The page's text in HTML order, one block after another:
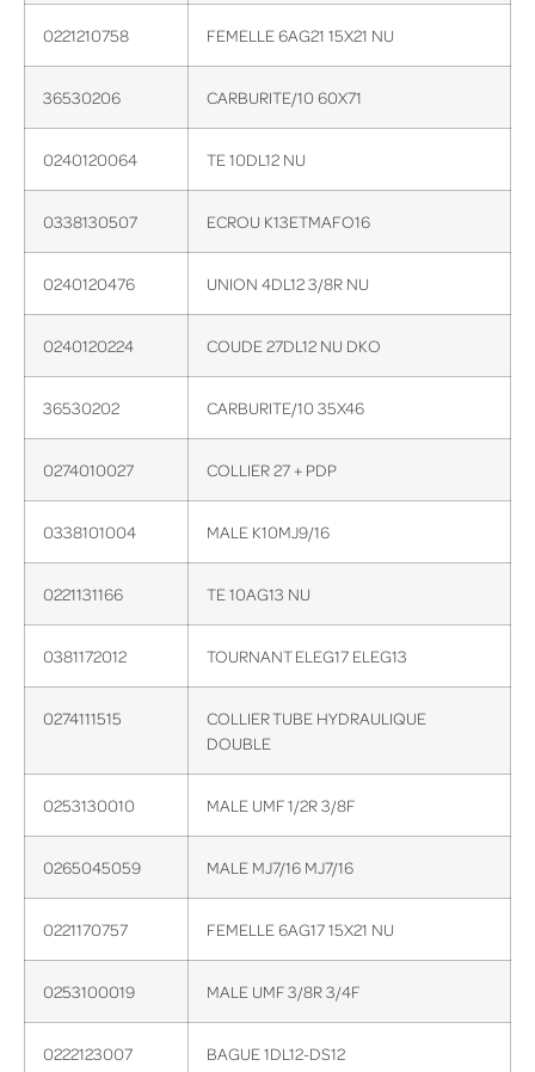
0221210758 FEMELLE 6AG21 15X21 NU
36530206 CARBURITE/10 60X71
0240120064 TE 10DL12 NU
0338130507 ECROU K13ETMAFO16
0240120476 UNION 4DL12 3/8R NU
0240120224 COUDE 27DL12 NU DKO
36530202 CARBURITE/10 35X46
0274010027 COLLIER 27 + PDP
0338101004 MALE K10MJ9/16
0221131166 TE 10AG13 NU
0381172012 TOURNANT ELEG17 ELEG13
0274111515
COLLIER TUBE HYDRAULIQUE
DOUBLE
0253130010 MALE UMF 1/2R 3/8F
0265045059 MALE MJ7/16 MJ7/16
0221170757 FEMELLE 6AG17 15X21 NU
0253100019 MALE UMF 3/8R 3/4F
0222123007 BAGUE 1DL12-DS12